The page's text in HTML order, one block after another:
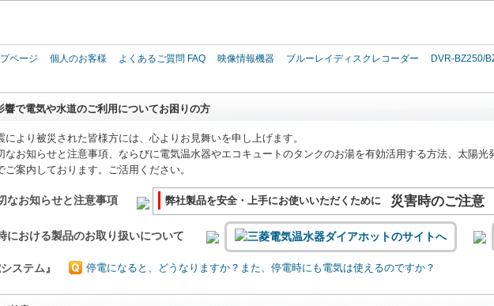
ページ 個人のお客様 よくあるご質問 FAQ 映像情報機器 ブルーレイディスクレコーダー DVR-BZ250/
響で電気や水道のご利用についてお困りの方
により被災された皆様方には、心よりお見舞いを申し上げます。
なお知らせと注意事項、ならびに電気温水器やエコキュートのタンクのお湯を有効活用する方法、太陽
ご案内しております。ご活用ください。
なお知らせと注意事項 弊社製品を安全・上手にお使いいただくために 災害時のご注意
における製品のお取り扱いについて
ステム』 停電になると、どうなりますか？また、停電時にも電気は使えるのですか？